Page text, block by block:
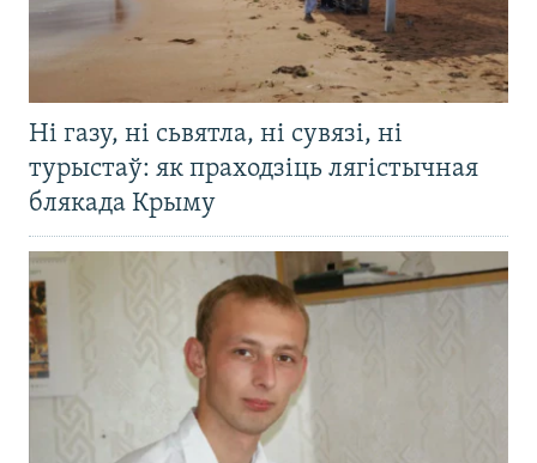
Ні газу, ні сьвятла, ні сувязі, ні
турыстаў: як праходзіць лягістычная
блякада Крыму